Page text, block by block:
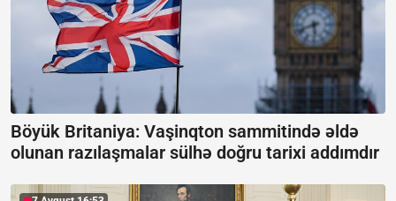
Böyük Britaniya: Vaşinqton sammitində əldə
olunan razılaşmalar sülhə doğru tarixi addımdır